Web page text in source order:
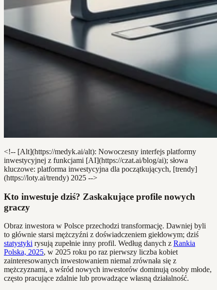
<!-- [Alt](https://medyk.ai/alt): Nowoczesny interfejs platformy
inwestycyjnej z funkcjami [AI](https://czat.ai/blog/ai); słowa
kluczowe: platforma inwestycyjna dla początkujących, [trendy]
(https://loty.ai/trendy) 2025 -->
Kto inwestuje dziś? Zaskakujące profile nowych
graczy
Obraz inwestora w Polsce przechodzi transformację. Dawniej byli
to głównie starsi mężczyźni z doświadczeniem giełdowym; dziś
statystyki rysują zupełnie inny profil. Według danych z Rankia
Polska, 2025, w 2025 roku po raz pierwszy liczba kobiet
zainteresowanych inwestowaniem niemal zrównała się z
mężczyznami, a wśród nowych inwestorów dominują osoby młode,
często pracujące zdalnie lub prowadzące własną działalność.